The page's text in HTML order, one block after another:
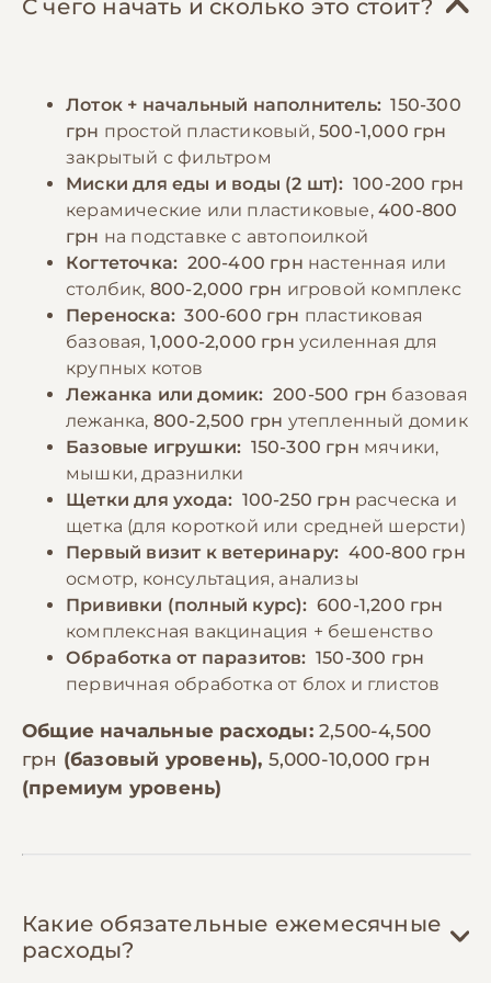
помогают поддерживать кошку в хорошей
форме и предотвращают появление
поведенческих проблем.
🎁 −10% на зоотовары
По промокоду E-PET
овощей. Важно не перекармливать питомца
и следить за его весом. Кормление
взрослой кошки рекомендуется
осуществлять 2-3 раза в день,
придерживаясь установленного графика.
Обязательно обеспечение постоянного
доступа к свежей чистой воде, которую
следует менять не реже двух раз в день.
🎁 −10% на зоотовары
По промокоду E-PET
С чего начать и сколько это стоит?
Лоток + начальный наполнитель: 150-300
грн простой пластиковый,500-1,000 грн
закрытый с фильтром
Миски для еды и воды (2 шт): 100-200 грн
керамические или пластиковые, 400-800
грн на подставке с автопоилкой
Когтеточка: 200-400 грн настенная или
столбик, 800-2,000 грн игровой комплекс
Переноска: 300-600 грн пластиковая
базовая, 1,000-2,000 грн усиленная для
крупных котов
Лежанка или домик: 200-500 грн базовая
лежанка, 800-2,500 грн утепленный домик
Базовые игрушки: 150-300 грн мячики,
мышки, дразнилки
Щетки для ухода: 100-250 грн расческа и
щетка (для короткой или средней шерсти)
Первый визит к ветеринару: 400-800 грн
осмотр, консультация, анализы
Прививки (полный курс): 600-1,200 грн
комплексная вакцинация + бешенство
Обработка от паразитов: 150-300 грн
первичная обработка от блох и глистов
Общие начальные расходы: 2,500-4,500
грн (базовый уровень), 5,000-10,000 грн
(премиум уровень)
Какие обязательные ежемесячные
расходы?